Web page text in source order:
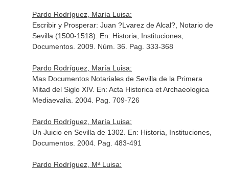
Pardo Rodríguez, María Luisa:
Escribir y Prosperar: Juan ?Lvarez de Alcal?, Notario de
Sevilla (1500-1518). En: Historia, Instituciones,
Documentos. 2009. Núm. 36. Pag. 333-368
Pardo Rodríguez, María Luisa:
Mas Documentos Notariales de Sevilla de la Primera
Mitad del Siglo XIV. En: Acta Historica et Archaeologica
Mediaevalia . 2004. Pag. 709-726
Pardo Rodríguez, María Luisa:
Un Juicio en Sevilla de 1302. En: Historia, Instituciones,
Documentos. 2004. Pag. 483-491
Pardo Rodríguez, Mª Luisa: